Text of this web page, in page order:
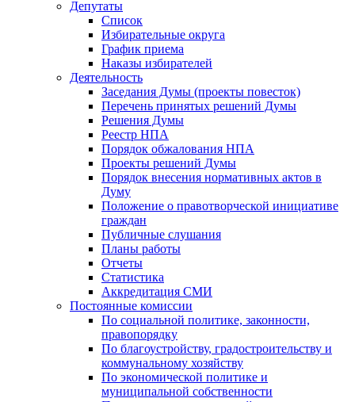
Депутаты
Список
Избирательные округа
График приема
Наказы избирателей
Деятельность
Заседания Думы (проекты повесток)
Перечень принятых решений Думы
Решения Думы
Реестр НПА
Порядок обжалования НПА
Проекты решений Думы
Порядок внесения нормативных актов в
Думу
Положение о правотворческой инициативе
граждан
Публичные слушания
Планы работы
Отчеты
Статистика
Аккредитация СМИ
Постоянные комиссии
По социальной политике, законности,
правопорядку
По благоустройству, градостроительству и
коммунальному хозяйству
По экономической политике и
муниципальной собственности